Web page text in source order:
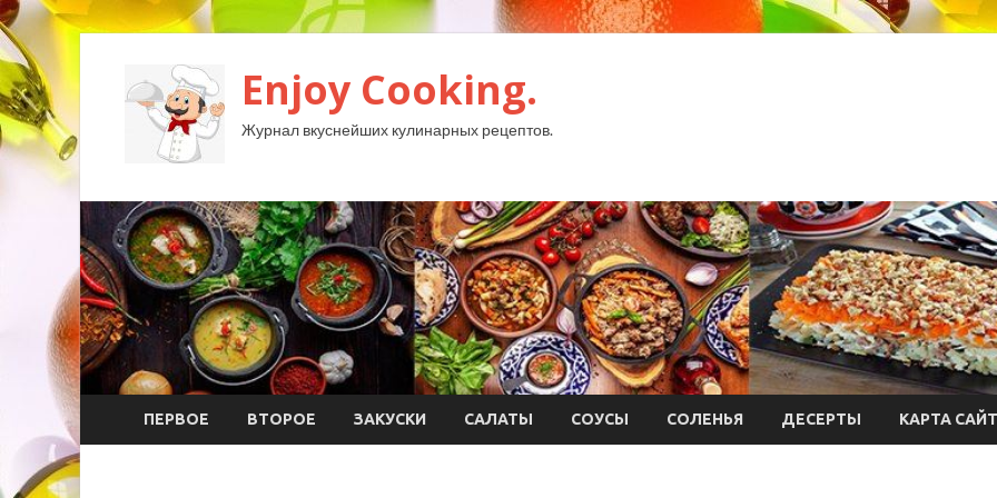
Enjoy Cooking.
Журнал вкуснейших кулинарных рецептов.
ПЕРВОЕ ВТОРОЕ ЗАКУСКИ САЛАТЫ СОУСЫ СОЛЕНЬЯ ДЕСЕРТЫ КАРТА